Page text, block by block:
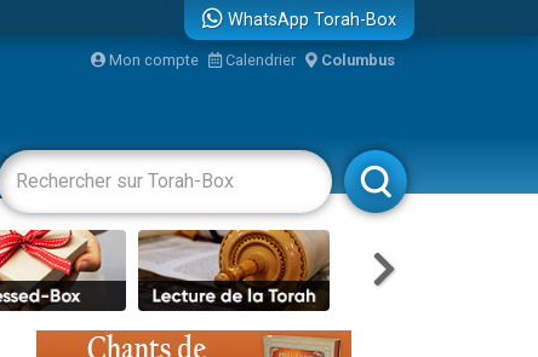
le temps
WhatsApp Torah-Box
Mon compte Calendrier Columbus
Livres Rabbanim